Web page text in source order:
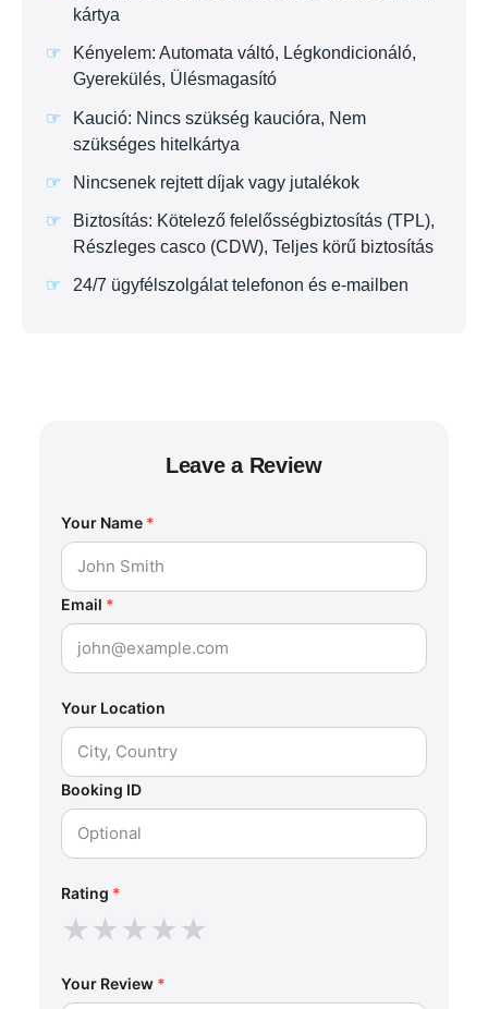
kártya
Kényelem: Automata váltó, Légkondicionáló,
Gyerekülés, Ülésmagasító
Kaució: Nincs szükség kaucióra, Nem
szükséges hitelkártya
Nincsenek rejtett díjak vagy jutalékok
Biztosítás: Kötelező felelősségbiztosítás (TPL),
Részleges casco (CDW), Teljes körű biztosítás
24/7 ügyfélszolgálat telefonon és e-mailben
Leave a Review
Your Name *
Email *
Your Location
Booking ID
Rating *
★★★★★
Your Review *